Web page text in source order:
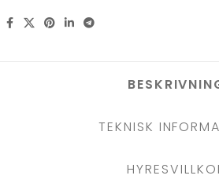
TEKNISK